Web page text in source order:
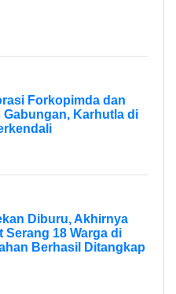
Forkopimda dan
Gabungan, Karhutla di
Diburu, Akhirnya
Serang 18 Warga di
Berhasil Ditangkap